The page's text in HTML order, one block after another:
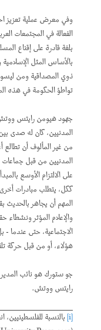
وفي معرض عملية تعزيز
الفعالة في المجتمعات
بلغة قادرة على إقناع
بالأساس المثل الإسلامية
ذوي المصداقية ومن ليسوا
تواطؤ الحكومة في هذه
جهود هيومن رايتس ووتش
المدنيين، كان له صدى بين
من غير المألوف أن تطالع
المدنيين من قبل جماعات
على الالتزام الأوسع
ككل، يتطلب مبادرات أخرى
المهم أن يجاهر بالحديث
والإعلام المؤثر ونشطاء
الاجتماعية، حتى عندما -
هؤلاء، أو من قبل حركة
جو ستورك هو نائب المدير
رايتس ووتش.
بالنسبة للفلسطينيين، انظر: Yezid Sayigh,